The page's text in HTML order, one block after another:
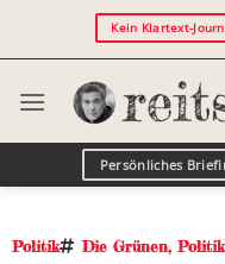
Kein Klartext-
Persönliches
Politik Die Grünen,Politik